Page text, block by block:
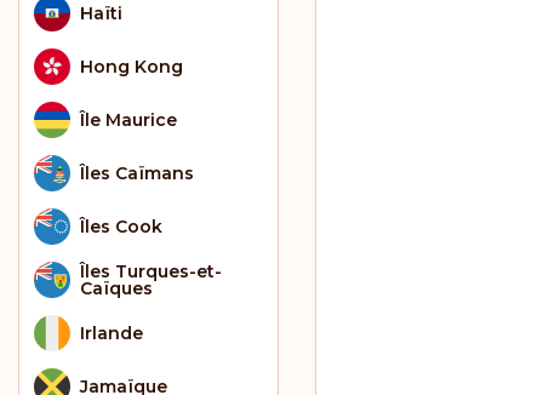
Haïti
Hong Kong
Île Maurice
Îles Caïmans
Îles Cook
Îles Turques-et-
Caïques
Irlande
Jamaïque